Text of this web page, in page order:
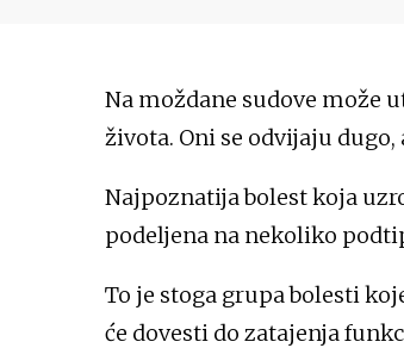
Na moždane sudove može
života. Oni se odvijaju
Najpoznatija bolest koja
podeljena na nekoliko
To je stoga grupa bolesti
će dovesti do zatajenja